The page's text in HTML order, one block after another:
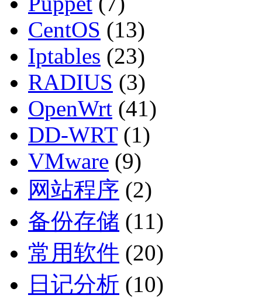
CentOS (13)
Iptables (23)
RADIUS (3)
OpenWrt (41)
DD-WRT(1)
VMware (9)
网站程序 (2)
备份存储 (11)
常用软件 (20)
日记分析 (10)